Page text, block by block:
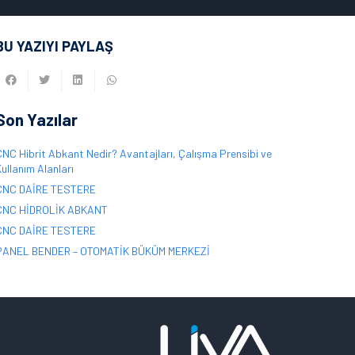
YAZIYI PAYLAŞ
Yazılar
Hibrit Abkant Nedir? Avantajları, Çalışma Prensibi ve
Alanları
DAİRE TESTERE
HİDROLİK ABKANT
DAİRE TESTERE
BENDER – OTOMATİK BÜKÜM MERKEZİ